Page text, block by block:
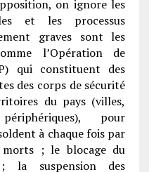
on ignore les
et les processus
graves sont les
l’Opération de
qui constituent des
des corps de sécurité
du pays (villes,
pour
à chaque fois par
; le blocage du
; la suspension des